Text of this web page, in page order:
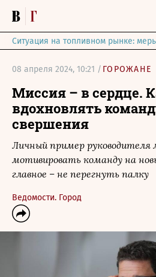
Ситуация на топливном рынке:
08 апреля 2024, 10:21 / ГОРОЖАНЕ
Миссия – в сердце.
вдохновлять
свершения
Личный пример
мотивировать команду на
главное – не перегнуть палку
Ведомости. Город